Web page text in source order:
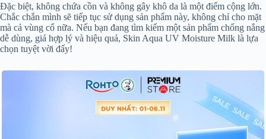
Đặc biệt, không chứa cồn và không gây khô da là một điểm cộng lớn.
Chắc chắn mình sẽ tiếp tục sử dụng sản phẩm này, không chỉ cho mặt
mà cả vùng cổ nữa. Nếu bạn đang tìm kiếm một sản phẩm chống nắng
dễ dùng, giá hợp lý và hiệu quả, Skin Aqua UV Moisture Milk là lựa
chọn tuyệt vời đấy!